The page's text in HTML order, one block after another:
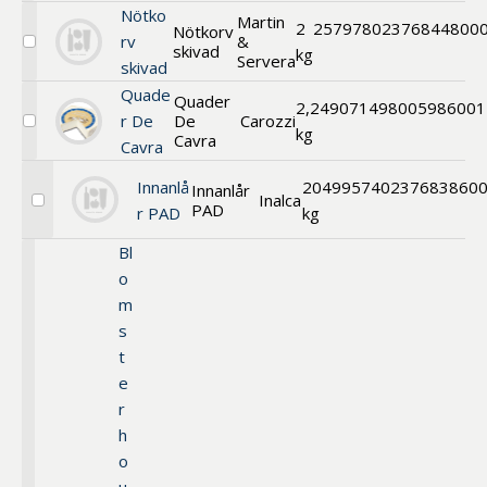
Välj
skivad
Nötko
rv
skivad
Nötkorv
skivad
Martin
&
Servera
2
kg
257978
Välj
De
Quade
r De
Cavra
Quader
De
Cavra
Carozzi
2,2
kg
490714
Välj
PAD
Innanlå
r PAD
Innanlår
PAD
Inalca
20
kg
499574
Bl
o
m
s
t
e
r
h
o